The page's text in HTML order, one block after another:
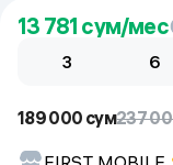
13 781 сум/мес
3 6
189 000 сум237